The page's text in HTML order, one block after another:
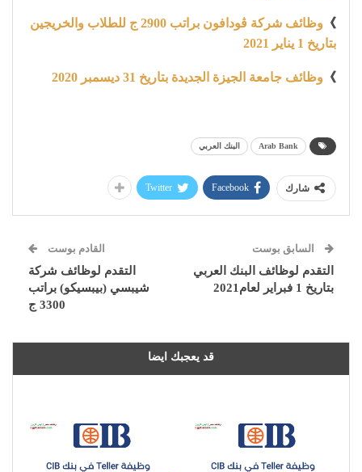
》
وظائف شركة ڤودافون براتب 2900 ج للطلاب والخريجين
بتاريخ 1 يناير 2021
》 وظائف جامعة الجيزة الجديدة بتاريخ 31 ديسمبر 2020
Arab Bank البنك العربي
شارك Facebook
Twitter
السابق بوست
التقدم لوظائف البنك العربي
بتاريخ 1 فبراير لعام2021
القادم بوست
التقدم لوظائف شركة
شيبسي (بيبسيكو) براتب
3300 ج
قد يعجبك ايضا